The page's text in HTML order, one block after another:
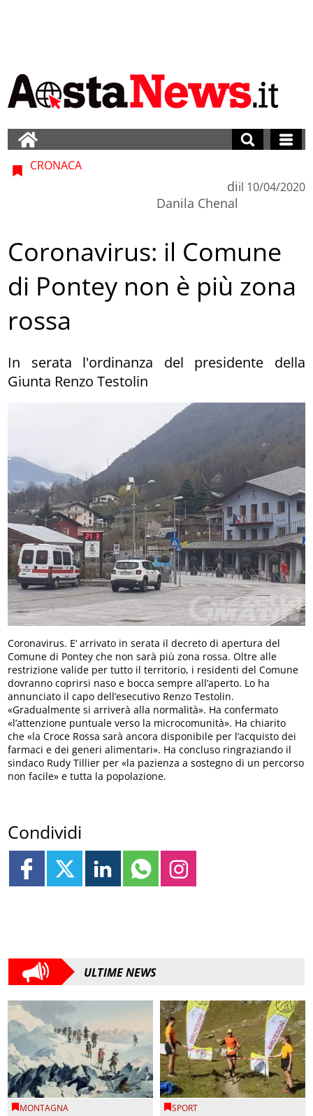
CRONACA
di
Danila Chenal
il 10/04/2020
Coronavirus: il Comune
di Pontey non è più zona
rossa
In serata l'ordinanza del presidente della
Giunta Renzo Testolin
Coronavirus. E’ arrivato in serata il decreto di apertura del
Comune di Pontey che non sarà più zona rossa. Oltre alle
restrizione valide per tutto il territorio, i residenti del Comune
dovranno coprirsi naso e bocca sempre all’aperto. Lo ha
annunciato il capo dell’esecutivo Renzo Testolin.
«Gradualmente si arriverà alla normalità». Ha confermato
«l’attenzione puntuale verso la microcomunità». Ha chiarito
che «la Croce Rossa sarà ancora disponibile per l’acquisto dei
farmaci e dei generi alimentari». Ha concluso ringraziando il
sindaco Rudy Tillier per «la pazienza a sostegno di un percorso
non facile» e tutta la popolazione.
Condividi
ULTIME NEWS
MONTAGNA SPORT